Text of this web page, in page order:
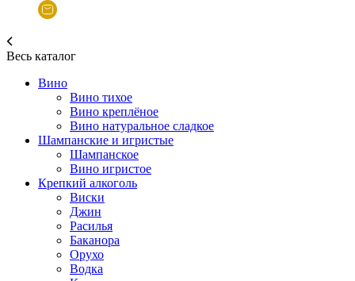
Весь каталог
Вино
Вино тихое
Вино креплёное
Вино натуральное сладкое
Шампанские и игристые
Шампанское
Вино игристое
Крепкий алкоголь
Виски
Джин
Расилья
Баканора
Орухо
Водка